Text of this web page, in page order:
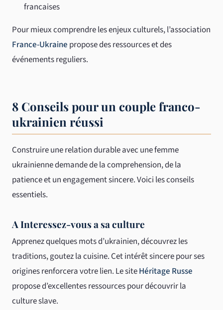
francaises
Pour mieux comprendre les enjeux culturels, l’association
France-Ukraine propose des ressources et des
événements reguliers.
8 Conseils pour un couple franco-
ukrainien réussi
Construire une relation durable avec une femme
ukrainienne demande de la comprehension, de la
patience et un engagement sincere. Voici les conseils
essentiels.
A Interessez-vous a sa culture
Apprenez quelques mots d’ukrainien, découvrez les
traditions, goutez la cuisine. Cet intérêt sincere pour ses
origines renforcera votre lien. Le siteHéritage Russe
propose d’excellentes ressources pour découvrir la
culture slave.